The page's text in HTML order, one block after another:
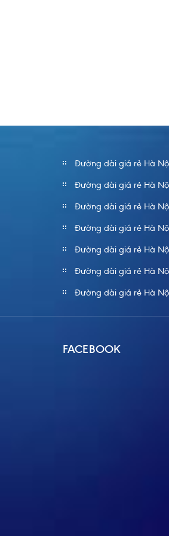
Đường dài giá rẻ Hà
Đường dài giá rẻ Hà
Đường dài giá rẻ Hà
Đường dài giá rẻ Hà
Đường dài giá rẻ Hà
Đường dài giá rẻ Hà
Đường dài giá rẻ Hà
FACEBOOK